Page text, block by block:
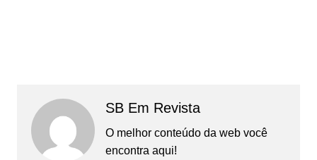
SB Em Revista
O melhor conteúdo da web você
encontra aqui!